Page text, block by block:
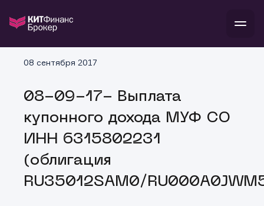
Войти
банкам и компаниям
о компании
поддержка
тарифы
08 сентября 2017
08-09-17- Выплата
купонного дохода МУФ СО
ИНН 6315802231
(облигация
RU35012SAM0/